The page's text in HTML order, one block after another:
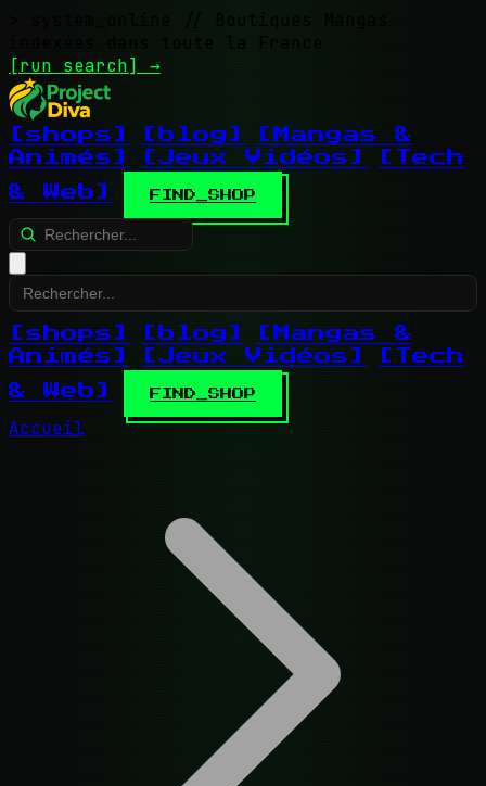
// Boutiques Mangas
indexées dans toute la France
[run search] →
[shops] [blog]
[Mangas &
Animés]
[Jeux Vidéos]
[Tech
& Web]
FIND_SHOP
[shops] [blog]
[Mangas &
Animés]
[Jeux Vidéos]
[Tech
& Web]
FIND_SHOP
Accueil